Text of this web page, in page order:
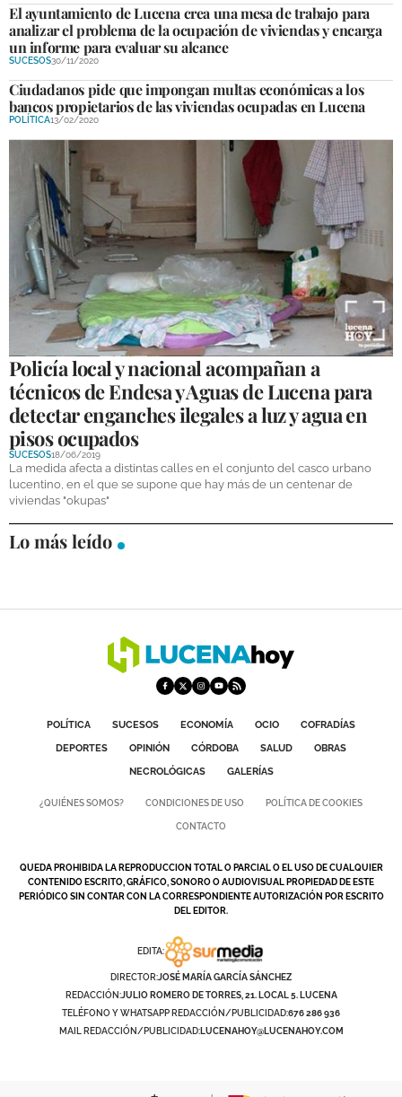
El ayuntamiento de Lucena crea una mesa de trabajo para
analizar el problema de la ocupación de viviendas y encarga
un informe para evaluar su alcance
SUCESOS30/11/2020
Ciudadanos pide que impongan multas económicas a los
bancos propietarios de las viviendas ocupadas en Lucena
POLÍTICA13/02/2020
Policía local y nacional acompañan a
técnicos de Endesa y Aguas de Lucena para
detectar enganches ilegales a luz y agua en
pisos ocupados
SUCESOS18/06/2019
La medida afecta a distintas calles en el conjunto del casco urbano
lucentino, en el que se supone que hay más de un centenar de
viviendas "okupas"
Lo más leído
POLÍTICA SUCESOS ECONOMÍA OCIO
COFRADÍAS
DEPORTES
OPINIÓN CÓRDOBA SALUD
OBRAS
NECROLÓGICAS
GALERÍAS
¿QUIÉNES SOMOS? CONDICIONES DE USO POLÍTICA DE COOKIES
CONTACTO
QUEDA PROHIBIDA LA REPRODUCCION TOTAL O PARCIAL O EL USO DE CUALQUIER
CONTENIDO ESCRITO, GRÁFICO, SONORO O AUDIOVISUAL PROPIEDAD DE ESTE
PERIÓDICO SIN CONTAR CON LA CORRESPONDIENTE AUTORIZACIÓN POR ESCRITO
DEL EDITOR.
EDITA:
DIRECTOR:JOSÉ MARÍA GARCÍA SÁNCHEZ
REDACCIÓN:JULIO ROMERO DE TORRES, 21. LOCAL 5. LUCENA
TELÉFONO Y WHATSAPP REDACCIÓN/PUBLICIDAD:676 286 936
MAIL REDACCIÓN/PUBLICIDAD:LUCENAHOY@LUCENAHOY.COM